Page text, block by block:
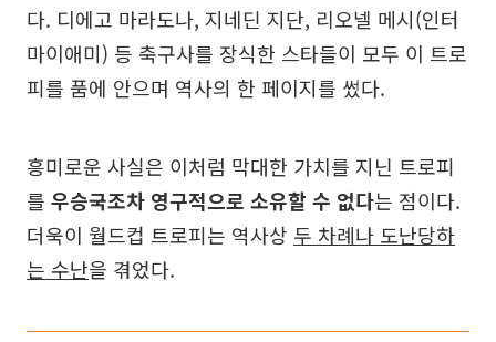
다. 디에고 마라도나, 지네딘 지단, 리오넬 메시(인터
마이애미) 등 축구사를 장식한 스타들이 모두 이 트로
피를 품에 안으며 역사의 한 페이지를 썼다.
흥미로운 사실은 이처럼 막대한 가치를 지닌 트로피
를 우승국조차 영구적으로 소유할 수 없다는 점이다.
더욱이 월드컵 트로피는 역사상 두 차례나 도난당하
는 수난을 겪었다.